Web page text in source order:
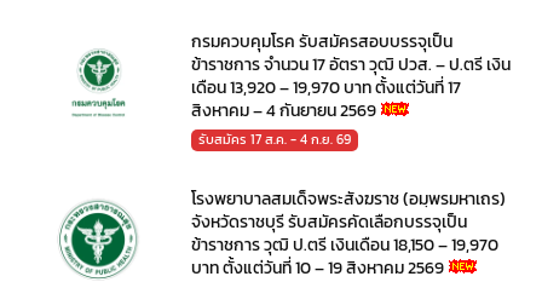
กรมควบคุมโรค รับสมัครสอบบรรจุเป็น
ข้าราชการ จำนวน 17 อัตรา วุฒิ ปวส. – ป.ตรี เงิน
เดือน 13,920 – 19,970 บาท ตั้งแต่วันที่ 17
สิงหาคม – 4 กันยายน 2569
รับสมัคร 17 ส.ค. - 4 ก.ย. 69
โรงพยาบาลสมเด็จพระสังฆราช (อมฺพรมหาเถร)
จังหวัดราชบุรี รับสมัครคัดเลือกบรรจุเป็น
ข้าราชการ วุฒิ ป.ตรี เงินเดือน 18,150 – 19,970
บาท ตั้งแต่วันที่ 10 – 19 สิงหาคม 2569